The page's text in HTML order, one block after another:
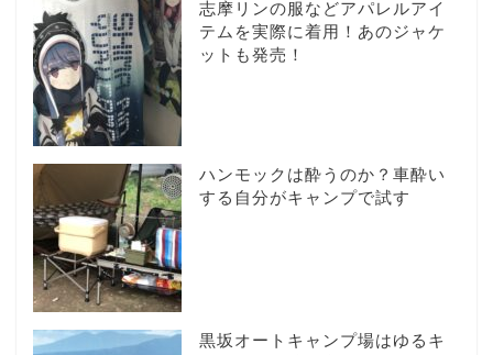
志摩リンの服などアパレルアイ
テムを実際に着用！あのジャケ
ットも発売！
ハンモックは酔うのか？車酔い
する自分がキャンプで試す
黒坂オートキャンプ場はゆるキ